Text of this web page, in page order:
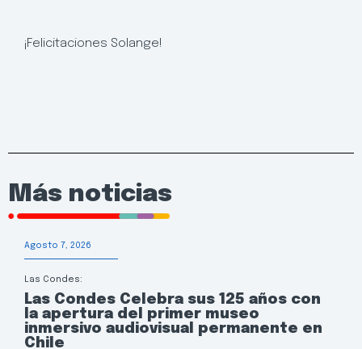
¡Felicitaciones Solange!
Más noticias
Agosto 7, 2026
Las Condes:
Las Condes Celebra sus 125 años con
la apertura del primer museo
inmersivo audiovisual permanente en
Chile